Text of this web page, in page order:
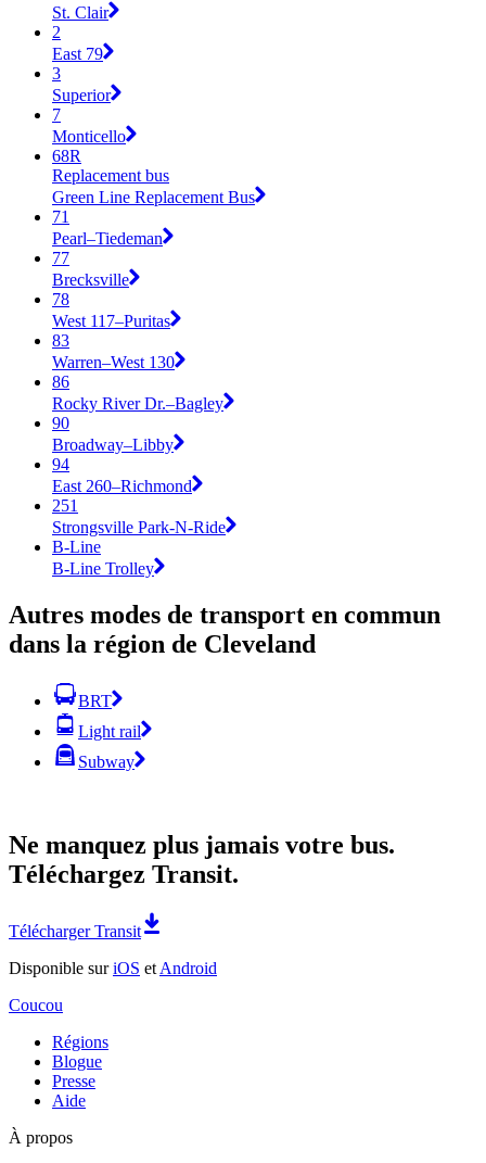
St. Clair
2
East 79
3
Superior
7
Monticello
68R
Replacement bus
Green Line Replacement Bus
71
Pearl–Tiedeman
77
Brecksville
78
West 117–Puritas
83
Warren–West 130
86
Rocky River Dr.–Bagley
90
Broadway–Libby
94
East 260–Richmond
251
Strongsville Park-N-Ride
B-Line
B-Line Trolley
Autres modes de transport en commun
dans la région de Cleveland
BRT
Light rail
Subway
Ne manquez plus jamais votre bus.
Téléchargez Transit.
Télécharger Transit
Disponible suriOS et Android
Coucou
Régions
Blogue
Presse
Aide
À propos